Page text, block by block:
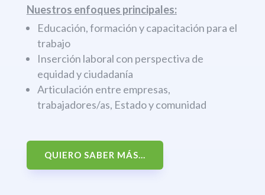
Nuestros enfoques principales:
Educación, formación y capacitación para el
trabajo
Inserción laboral con perspectiva de
equidad y ciudadanía
Articulación entre empresas,
trabajadores/as, Estado y comunidad
QUIERO SABER MÁS...